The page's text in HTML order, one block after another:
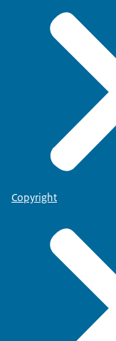
Copyright